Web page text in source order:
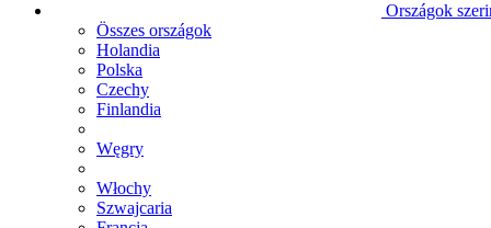
Országok
Összes országok
Holandia
Polska
Czechy
Finlandia
Węgry
Włochy
Szwajcaria